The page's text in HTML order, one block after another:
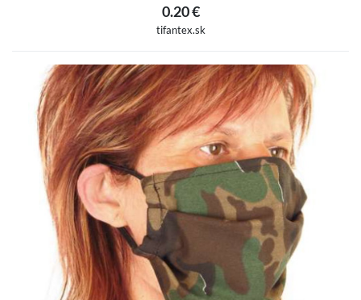
0.20 €
tifantex.sk